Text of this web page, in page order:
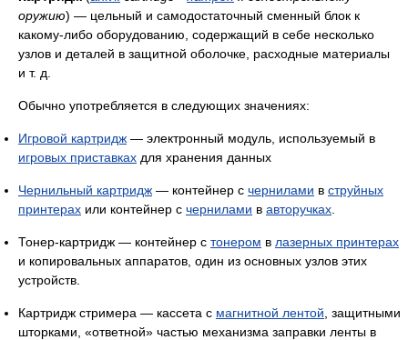
оружию) — цельный и самодостаточный сменный блок к
какому-либо оборудованию, содержащий в себе несколько
узлов и деталей в защитной оболочке, расходные материалы
и т. д.
Обычно употребляется в следующих значениях:
Игровой картридж — электронный модуль, используемый в
игровых приставках для хранения данных
Чернильный картридж — контейнер с чернилами в струйных
принтерах или контейнер с чернилами в авторучках
Тонер-картридж — контейнер с тонером в лазерных принтерах
и копировальных аппаратов, один из основных узлов этих
устройств.
Картридж стримера — кассета с магнитной лентой , защитными
шторками, «ответной» частью механизма заправки ленты в